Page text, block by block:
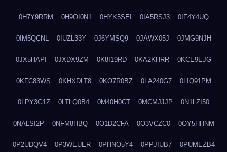
0H7Y9RRM 0H9OI0N1 0HYK5SEI 0IA5RSJ3 0IF4Y4UQ
0IM5QCNL 0IUZL33Y 0J6YMSQ9 0JAWX05J 0JMG9NJH
0JX5HAPI 0JXDX9ZM 0K8I19RD 0KA2KHRR 0KCE9EJG
0KFC83WS 0KHXDLT8 0KO7R0BZ 0LA240G7 0LIQ91PM
0LPY3G1Z 0LTLQ0B4 0M40H0CT 0MCMJJJP 0N1LZI50
0NALSI2P 0NFM8HBQ 0O1D2CFA 0O3VCZC0 0OY5HHNM
0P2UDQV4 0P3WEUER 0PHNO5Y4 0PPJIUB7 0PUMEZB4